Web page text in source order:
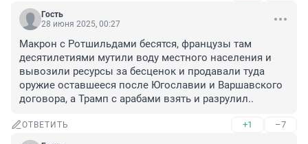
Гость
28 июня 2025, 00:27
Макрон с Ротшильдами бесятся, французы там
десятилетиями мутили воду местного населения и
вывозили ресурсы за бесценок и продавали туда
оружие оставшееся после Югославии и Варшавского
договора, а Трамп с арабами взять и разрулил..
ОТВЕТИТЬ +1 –7